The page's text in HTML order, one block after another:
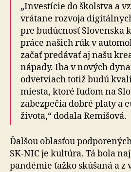
„Investície do školstva a
vrátane rozvoja
pre budúcnosť Slovenska
práce našich rúk v
začať predávať aj našu
nápady. Iba v nových
odvetviach totiž budú
miesta, ktoré ľuďom na
zabezpečia dobré platy a
života,“ dodala Remišová.
Ďalšou oblasťou
SK-NIC je kultúra. Tá bola
pandémie ťažko skúšaná a z